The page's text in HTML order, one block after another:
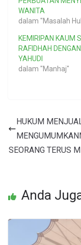
WANITA
dalam "Masalah
KEMIRIPAN KAUM
RAFIDHAH DENGAN
YAHUDI
dalam "Manhaj"
HUKUM
SEORANG TERUS
Anda